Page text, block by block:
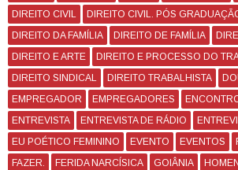
DIREITO CIVIL
DIREITO CIVIL. PÓS
DIREITO DA FAMÍLIA
DIREITO DE FAMÍLIA
DIREITO E ARTE
DIREITO E PROCESSO DO
DIREITO SINDICAL
DIREITO TRABALHISTA
EMPREGADOR
EMPREGADORES
ENTREVISTA
ENTREVISTA DE RÁDIO
EU POÉTICO FEMININO
EVENTO EVENTOS
FAZER.
FERIDA NARCÍSICA GOIÂNIA